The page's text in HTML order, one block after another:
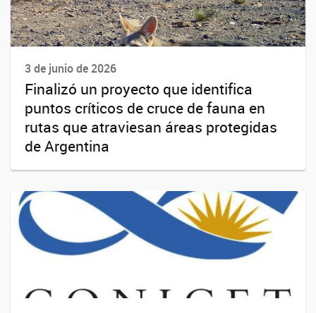
3 de junio de 2026
Finalizó un proyecto que identifica
puntos críticos de cruce de fauna en
rutas que atraviesan áreas protegidas
de Argentina